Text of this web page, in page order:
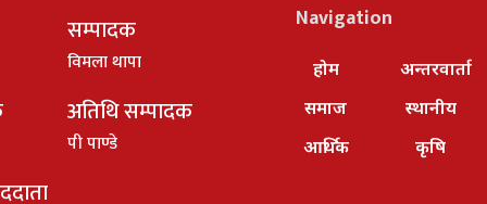
सम्पादक
विमला थापा
अतिथि सम्पादक
पी पाण्डे
Navigation
होम
समाज
आर्थिक
अन्तरवार्ता
स्थानीय
कृषि